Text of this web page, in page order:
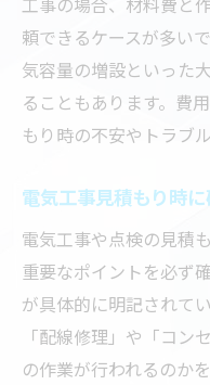
頼できるケースが多い
気容量の増設といった
ることもあります。費
もり時の不安やトラブ
電気工事見積もり時
電気工事や点検の見積
重要なポイントを必ず
が具体的に明記されて
「配線修理」や「コン
の作業が行われるのか